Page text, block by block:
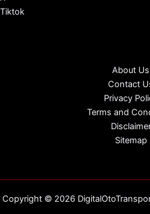
Tiktok
About Us
Contact
Privacy
Terms and
Sitemap
Copyright © 2026